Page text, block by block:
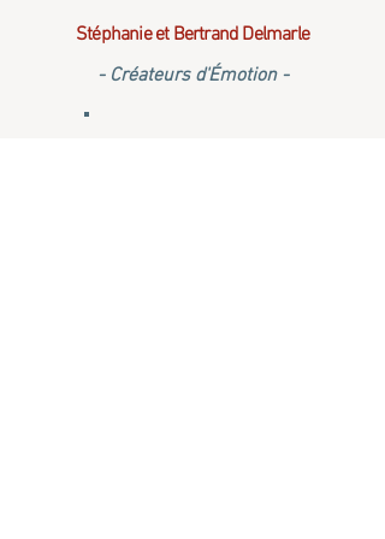
Stéphanie et Bertrand Delmarle
- Créateurs d'Émotion -